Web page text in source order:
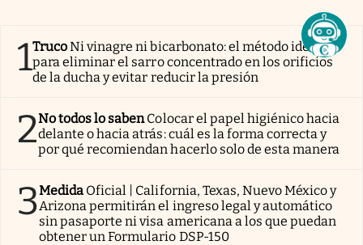
1TrucoNi vinagre ni bicarbonato: el método ideal
para eliminar el sarro concentrado en los orificios
de la ducha y evitar reducir la presión
2No todos lo sabenColocar el papel higiénico hacia
delante o hacia atrás: cuál es la forma correcta y
por qué recomiendan hacerlo solo de esta manera
3Medida Oficial | California, Texas, Nuevo México y
Arizona permitirán el ingreso legal y automático
sin pasaporte ni visa americana a los que puedan
obtener un Formulario DSP-150